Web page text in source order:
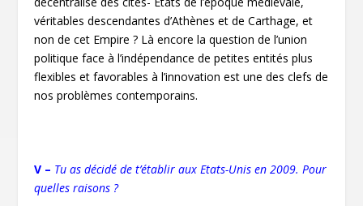
véritables descendantes d’Athènes et de Carthage, et
non de cet Empire ? Là encore la question de l’union
politique face à l’indépendance de petites entités plus
flexibles et favorables à l’innovation est une des clefs de
nos problèmes contemporains.
V – Tu as décidé de t’établir aux Etats-Unis en 2009. Pour
quelles raisons ?